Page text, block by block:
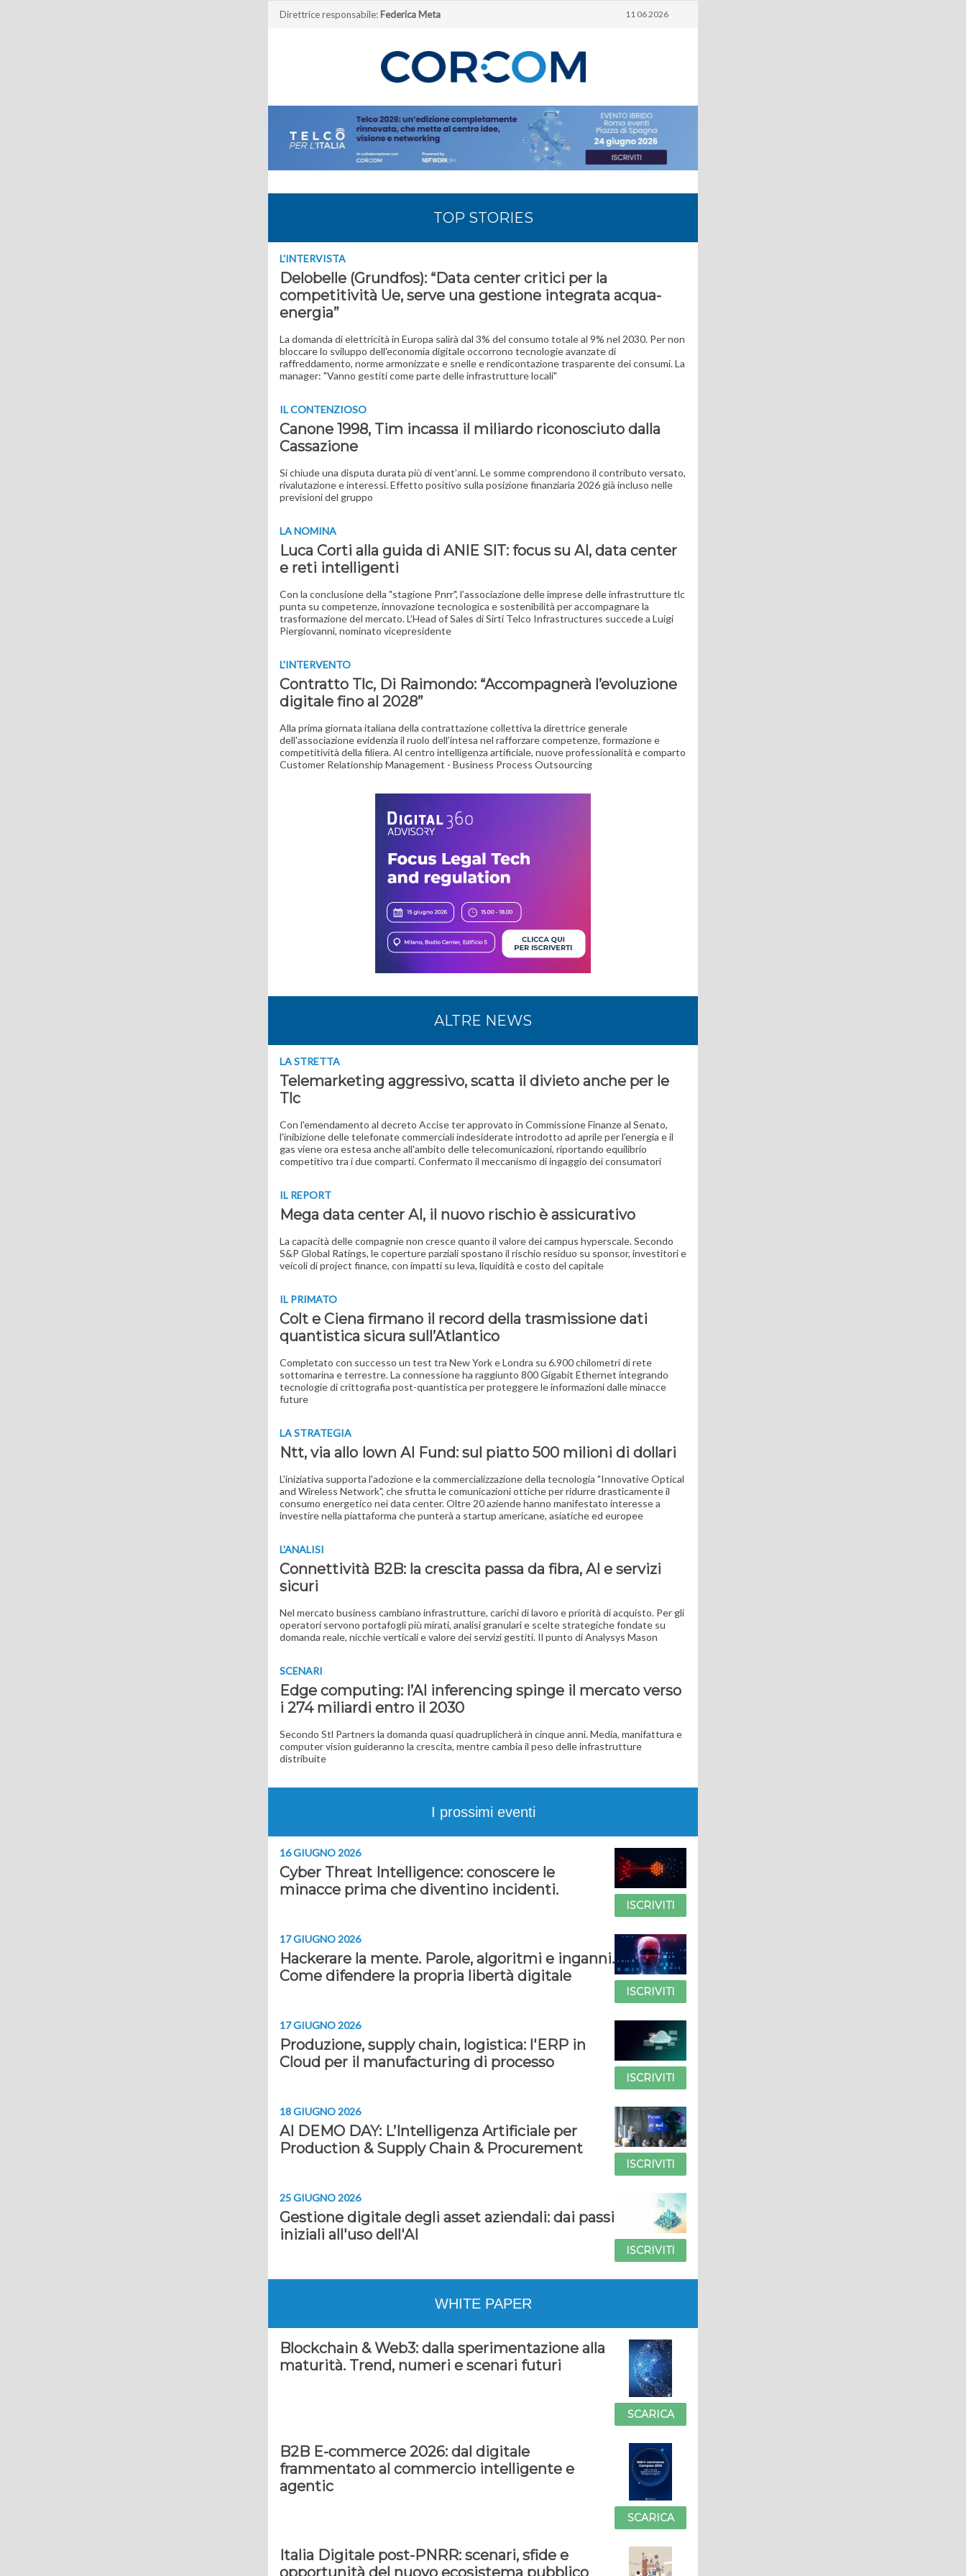
Direttrice responsabile: Federica Meta 11 06 2026
TOP STORIES
L'INTERVISTA
Delobelle (Grundfos): “Data center critici per la
competitività Ue, serve una gestione integrata acqua-
energia”
La domanda di elettricità in Europa salirà dal 3% del consumo totale al 9% nel 2030. Per non
bloccare lo sviluppo dell'economia digitale occorrono tecnologie avanzate di
raffreddamento, norme armonizzate e snelle e rendicontazione trasparente dei consumi. La
manager: "Vanno gestiti come parte delle infrastrutture locali"
IL CONTENZIOSO
Canone 1998, Tim incassa il miliardo riconosciuto dalla
Cassazione
Si chiude una disputa durata più di vent’anni. Le somme comprendono il contributo versato,
rivalutazione e interessi. Effetto positivo sulla posizione finanziaria 2026 già incluso nelle
previsioni del gruppo
LA NOMINA
Luca Corti alla guida di ANIE SIT: focus su AI, data center
e reti intelligenti
Con la conclusione della "stagione Pnrr", l’associazione delle imprese delle infrastrutture tlc
punta su competenze, innovazione tecnologica e sostenibilità per accompagnare la
trasformazione del mercato. L’Head of Sales di Sirti Telco Infrastructures succede a Luigi
Piergiovanni, nominato vicepresidente
L'INTERVENTO
Contratto Tlc, Di Raimondo: “Accompagnerà l’evoluzione
digitale fino al 2028”
Alla prima giornata italiana della contrattazione collettiva la direttrice generale
dell'associazione evidenzia il ruolo dell’intesa nel rafforzare competenze, formazione e
competitività della filiera. Al centro intelligenza artificiale, nuove professionalità e comparto
Customer Relationship Management - Business Process Outsourcing
ALTRE NEWS
LA STRETTA
Telemarketing aggressivo, scatta il divieto anche per le
Tlc
Con l'emendamento al decreto Accise ter approvato in Commissione Finanze al Senato,
l'inibizione delle telefonate commerciali indesiderate introdotto ad aprile per l'energia e il
gas viene ora estesa anche all'ambito delle telecomunicazioni, riportando equilibrio
competitivo tra i due comparti. Confermato il meccanismo di ingaggio dei consumatori
IL REPORT
Mega data center AI, il nuovo rischio è assicurativo
La capacità delle compagnie non cresce quanto il valore dei campus hyperscale. Secondo
S&P Global Ratings, le coperture parziali spostano il rischio residuo su sponsor, investitori e
veicoli di project finance, con impatti su leva, liquidità e costo del capitale
IL PRIMATO
Colt e Ciena firmano il record della trasmissione dati
quantistica sicura sull’Atlantico
Completato con successo un test tra New York e Londra su 6.900 chilometri di rete
sottomarina e terrestre. La connessione ha raggiunto 800 Gigabit Ethernet integrando
tecnologie di crittografia post-quantistica per proteggere le informazioni dalle minacce
future
LA STRATEGIA
Ntt, via allo Iown AI Fund: sul piatto 500 milioni di dollari
L'iniziativa supporta l'adozione e la commercializzazione della tecnologia "Innovative Optical
and Wireless Network", che sfrutta le comunicazioni ottiche per ridurre drasticamente il
consumo energetico nei data center. Oltre 20 aziende hanno manifestato interesse a
investire nella piattaforma che punterà a startup americane, asiatiche ed europee
L'ANALISI
Connettività B2B: la crescita passa da fibra, AI e servizi
sicuri
Nel mercato business cambiano infrastrutture, carichi di lavoro e priorità di acquisto. Per gli
operatori servono portafogli più mirati, analisi granulari e scelte strategiche fondate su
domanda reale, nicchie verticali e valore dei servizi gestiti. Il punto di Analysys Mason
SCENARI
Edge computing: l’AI inferencing spinge il mercato verso
i 274 miliardi entro il 2030
Secondo Stl Partners la domanda quasi quadruplicherà in cinque anni. Media, manifattura e
computer vision guideranno la crescita, mentre cambia il peso delle infrastrutture
distribuite
I prossimi eventi
16 GIUGNO 2026
Cyber Threat Intelligence: conoscere le
minacce prima che diventino incidenti.
ISCRIVITI
17 GIUGNO 2026
Hackerare la mente. Parole, algoritmi e inganni.
Come difendere la propria libertà digitale
ISCRIVITI
17 GIUGNO 2026
Produzione, supply chain, logistica: l'ERP in
Cloud per il manufacturing di processo
ISCRIVITI
18 GIUGNO 2026
AI DEMO DAY: L’Intelligenza Artificiale per
Production & Supply Chain & Procurement
ISCRIVITI
25 GIUGNO 2026
Gestione digitale degli asset aziendali: dai passi
iniziali all'uso dell'AI
ISCRIVITI
WHITE PAPER
Blockchain & Web3: dalla sperimentazione alla
maturità. Trend, numeri e scenari futuri
SCARICA
B2B E-commerce 2026: dal digitale
frammentato al commercio intelligente e
agentic
SCARICA
Italia Digitale post-PNRR: scenari, sfide e
opportunità del nuovo ecosistema pubblico